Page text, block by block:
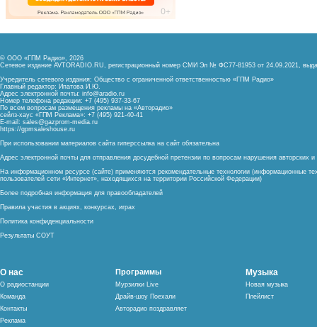
© ООО «ГПМ Радио», 2026
Сетевое издание AVTORADIO.RU, регистрационный номер СМИ Эл № ФС77-81953 от 24.09.2021,
Учредитель сетевого издания: Общество с ограниченной ответственностью «ГПМ Радио»
Главный редактор: Ипатова И.Ю.
Адрес электронной почты: info@aradio.ru
Номер телефона редакции: +7 (495) 937-33-67
По всем вопросам размещения рекламы на «Авторадио»
сейлз-хаус «ГПМ Реклама»: +7 (495) 921-40-41
E-mail: sales@gazprom-media.ru
https://gpmsaleshouse.ru
При использовании материалов сайта гиперссылка на сайт обязательна
Адрес электронной почты для отправления досудебной претензии по вопросам нарушения авторских
На информационном ресурсе (сайте) применяются рекомендательные технологии (информационные
пользователей сети «Интернет», находящихся на территории Российской Федерации)
Более подробная информация для правообладателей
Правила участия в акциях, конкурсах, играх
Политика конфиденциальности
Результаты СОУТ
О нас
О радиостанции
Команда
Контакты
Реклама
Программы
Мурзилки Live
Драйв-шоу Поехали
Авторадио поздравляет
Музыка
Новая музыка
Плейлист